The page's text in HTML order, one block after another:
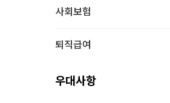
사회보험
퇴직급여
우대사항